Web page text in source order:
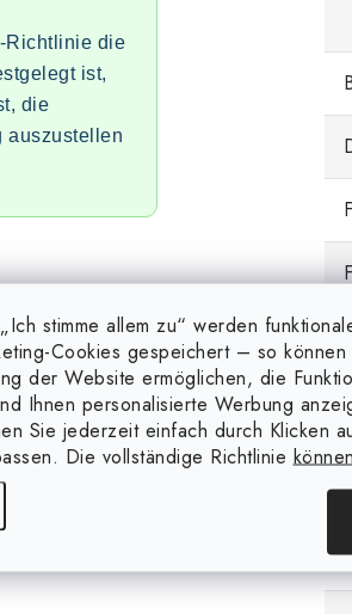
stimme allem zu“ werden
Cookies gespeichert – so
der Website ermöglichen, die
Ihnen personalisierte Werbung
Sie jederzeit einfach durch Klicken
Die vollständige Richtlinie
Richtlinie die
ist,
die
auszustellen